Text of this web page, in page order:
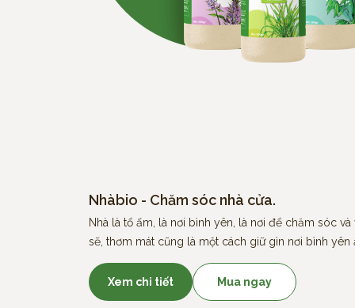
Nhàbio - Chăm sóc nhà cửa.
Nhà là tổ ấm, là nơi bình yên, là nơi để chăm sóc
sẽ, thơm mát cũng là một cách giữ gìn nơi bình yên
Xem chi tiết Mua ngay